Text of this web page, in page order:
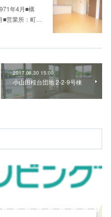
年4月■構
■営業所：町…
2017.06.30 15:00
小山田桜台団地 2-2-9号棟